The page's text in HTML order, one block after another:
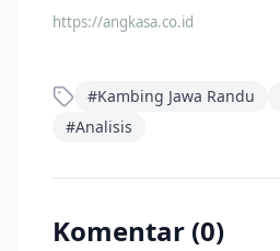
https://angkasa.co.id
#Kambing Jawa Randu
#Analisis
Komentar (0)